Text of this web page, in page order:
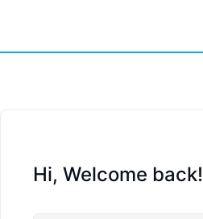
Hi, Welcome back!